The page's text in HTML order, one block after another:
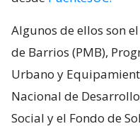
Algunos de ellos son el
de Barrios (PMB),
Urbano y
Nacional de
Social y el Fondo de